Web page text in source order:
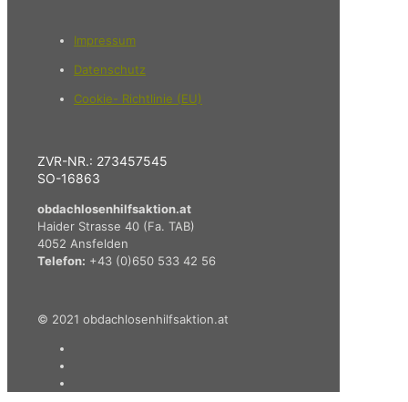
Impressum
Datenschutz
Cookie- Richtlinie (EU)
ZVR-NR.: 273457545
SO-16863
obdachlosenhilfsaktion.at
Haider Strasse 40 (Fa. TAB)
4052 Ansfelden
Telefon: +43 (0)650 533 42 56
© 2021 obdachlosenhilfsaktion.at